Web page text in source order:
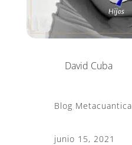
David Cuba
Blog Metacuantica
junio 15, 2021